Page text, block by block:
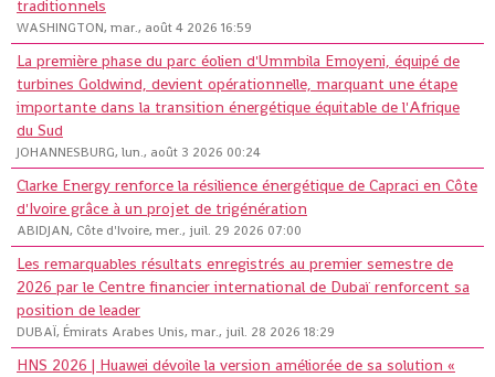
traditionnels
WASHINGTON, mar., août 4 2026 16:59
La première phase du parc éolien d'Ummbila Emoyeni, équipé de
turbines Goldwind, devient opérationnelle, marquant une étape
importante dans la transition énergétique équitable de l'Afrique
du Sud
JOHANNESBURG, lun., août 3 2026 00:24
Clarke Energy renforce la résilience énergétique de Capraci en Côte
d'Ivoire grâce à un projet de trigénération
ABIDJAN, Côte d'Ivoire, mer., juil. 29 2026 07:00
Les remarquables résultats enregistrés au premier semestre de
2026 par le Centre financier international de Dubaï renforcent sa
position de leader
DUBAÏ, Émirats Arabes Unis, mar., juil. 28 2026 18:29
HNS 2026 | Huawei dévoile la version améliorée de sa solution «